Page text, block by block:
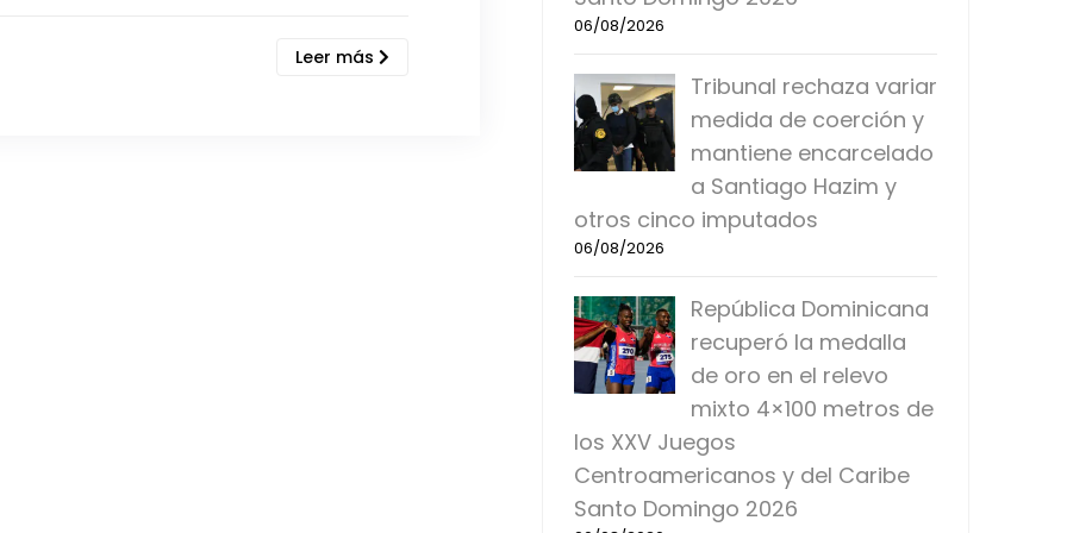
Leer más
06/08/2026
Tribunal rechaza variar
medida de coerción y
mantiene encarcelado
a Santiago Hazim y
otros cinco imputados
06/08/2026
República Dominicana
recuperó la medalla
de oro en el relevo
mixto 4×100 metros de
los XXV Juegos
Centroamericanos y del Caribe
Santo Domingo 2026